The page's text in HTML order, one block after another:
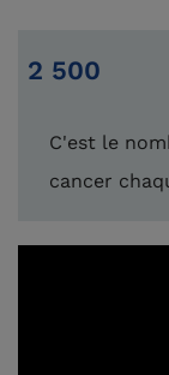
2 500
C'est le
cancer